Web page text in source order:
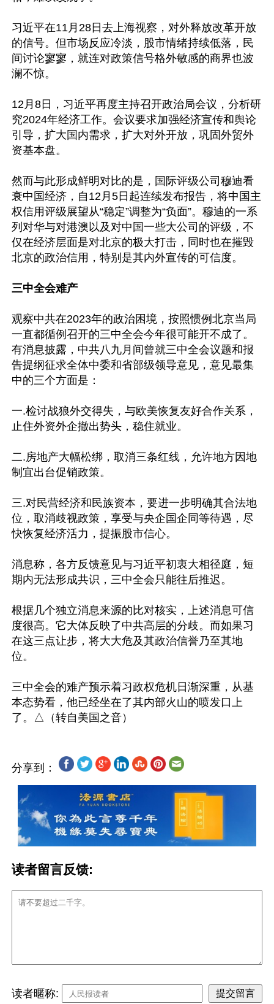
习近平在11月28日去上海视察，对外释放改革开放
的信号。但市场反应冷淡，股市情绪持续低落，民
间讨论寥寥，就连对政策信号格外敏感的商界也波
澜不惊。
12月8日，习近平再度主持召开政治局会议，分析研
究2024年经济工作。会议要求加强经济宣传和舆论
引导，扩大国内需求，扩大对外开放，巩固外贸外
资基本盘。
然而与此形成鲜明对比的是，国际评级公司穆迪看
衰中国经济，自12月5日起连续发布报告，将中国主
权信用评级展望从“稳定”调整为“负面”。穆迪的一系
列对华与对港澳以及对中国一些大公司的评级，不
仅在经济层面是对北京的极大打击，同时也在摧毁
北京的政治信用，特别是其内外宣传的可信度。
三中全会难产
观察中共在2023年的政治困境，按照惯例北京当局
一直都循例召开的三中全会今年很可能开不成了。
有消息披露，中共八九月间曾就三中全会议题和报
告提纲征求全体中委和省部级领导意见，意见最集
中的三个方面是：
一.检讨战狼外交得失，与欧美恢复友好合作关系，
止住外资外企撤出势头，稳住就业。
二.房地产大幅松绑，取消三条红线，允许地方因地
制宜出台促销政策。
三.对民营经济和民族资本，要进一步明确其合法地
位，取消歧视政策，享受与央企国企同等待遇，尽
快恢复经济活力，提振股市信心。
消息称，各方反馈意见与习近平初衷大相径庭，短
期内无法形成共识，三中全会只能往后推迟。
根据几个独立消息来源的比对核实，上述消息可信
度很高。它大体反映了中共高层的分歧。而如果习
在这三点让步，将大大危及其政治信誉乃至其地
位。
三中全会的难产预示着习政权危机日渐深重，从基
本态势看，他已经坐在了其内部火山的喷发口上
分享到：
读者留言反馈:
读者暱称: